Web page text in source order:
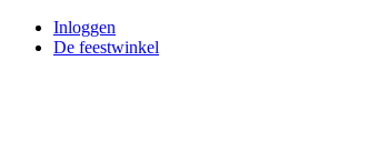
Inloggen
De feestwinkel